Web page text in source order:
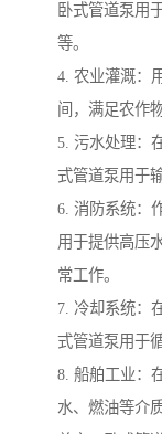
卧式管道泵用
等。
4. 农业灌溉：
间，满足农作
5. 污水处理：
式管道泵用于
6. 消防系统：
用于提供高压
常工作。
7. 冷却系统：
式管道泵用于
8. 船舶工业：
水、燃油等介